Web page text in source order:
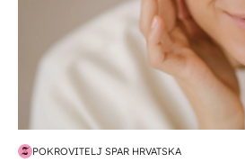
POKROVITELJ SPAR HRVATSKA